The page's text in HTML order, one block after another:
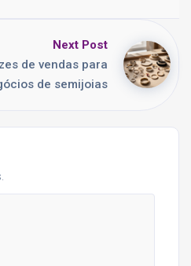
Next Post
de vendas para
de semijoias